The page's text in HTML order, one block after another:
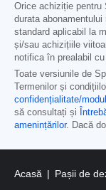
Orice achiziție pentru
durata
standard aplicabil la
și/sau achizițiile
notifica în prealabil
Toate versiunile de
Termenilor și
confidențialitate/
să consultați și
amenințărilor. Dacă
Acasă Pașii de